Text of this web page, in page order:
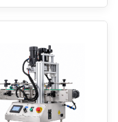
฿
฿